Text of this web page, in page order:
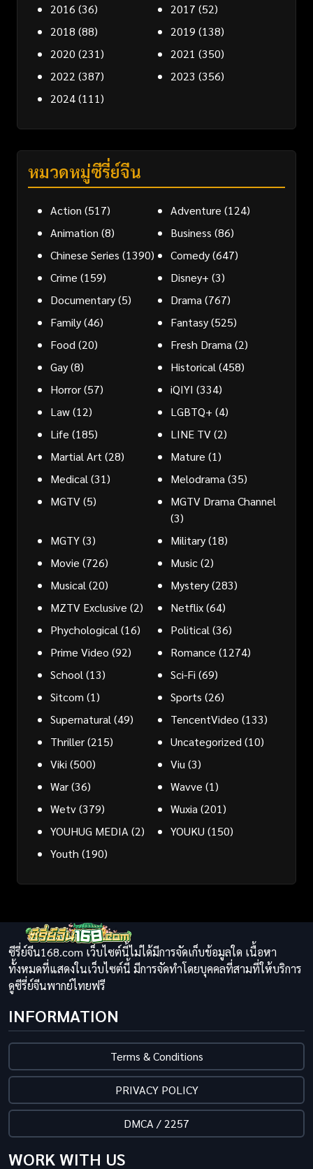
2016 (36) 2017 (52)
2018 (88) 2019 (138)
2020 (231) 2021 (350)
2022 (387) 2023 (356)
2024(111)
หมวดหมู่ซีรี่ย์จีน
Action (517) Adventure (124)
Animation (8) Business (86)
Chinese Series (1390) Comedy(647)
Crime (159) Disney+ (3)
Documentary(5) Drama (767)
Family(46) Fantasy(525)
Food (20) Fresh Drama (2)
Gay(8) Historical (458)
Horror(57) iQIYI (334)
Law(12) LGBTQ+ (4)
Life (185) LINE TV(2)
Martial Art (28) Mature (1)
Medical (31) Melodrama (35)
MGTV(5)
MGTV Drama Channel
(3)
MGTY(3) Military(18)
Movie (726) Music(2)
Musical (20) Mystery(283)
MZTV Exclusive (2) Netflix(64)
Phychological (16) Political (36)
Prime Video (92) Romance (1274)
School (13) Sci-Fi (69)
Sitcom (1) Sports (26)
Supernatural (49) TencentVideo (133)
Thriller(215) Uncategorized (10)
Viki (500) Viu (3)
War(36) Wavve (1)
Wetv(379) Wuxia (201)
YOUHUG MEDIA (2) YOUKU (150)
Youth (190)
ซีรี่ย์จีน168.com เว็บไซต์นี้ไม่ได้มีการจัดเก็บข้อมูลใด เนื้อหา
ทั้งหมดที่แสดงในเว็บไซต์นี้ มีการจัดทำโดยบุคคลที่สามที่ให้บริการ
ดูซีรี่ย์จีนพากย์ไทยฟรี
INFORMATION
Terms & Conditions
PRIVACY POLICY
DMCA / 2257
WORK WITH US